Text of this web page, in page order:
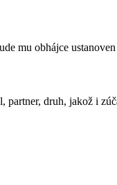
mu obhájce
druh, jakož i